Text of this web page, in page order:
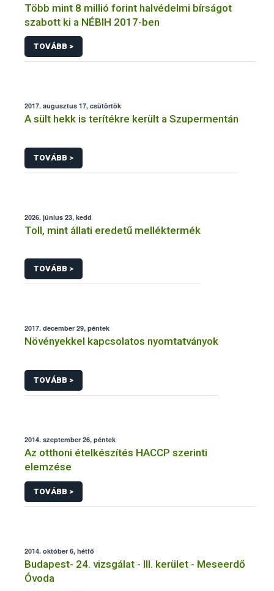
Több mint 8 millió forint halvédelmi bírságot
szabott ki a NÉBIH 2017-ben
TOVÁBB >
2017. augusztus 17, csütörtök
A sült hekk is terítékre került a Szupermentán
TOVÁBB >
2026. június 23, kedd
Toll, mint állati eredetű melléktermék
TOVÁBB >
2017. december 29, péntek
Növényekkel kapcsolatos nyomtatványok
TOVÁBB >
2014. szeptember 26, péntek
Az otthoni ételkészítés HACCP szerinti
elemzése
TOVÁBB >
2014. október 6, hétfő
Budapest- 24. vizsgálat - III. kerület - Meseerdő
Óvoda